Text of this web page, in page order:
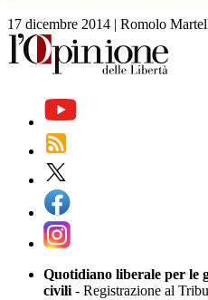
17 dicembre 2014 | Romolo
Quotidiano liberale per le
civili - Registrazione al